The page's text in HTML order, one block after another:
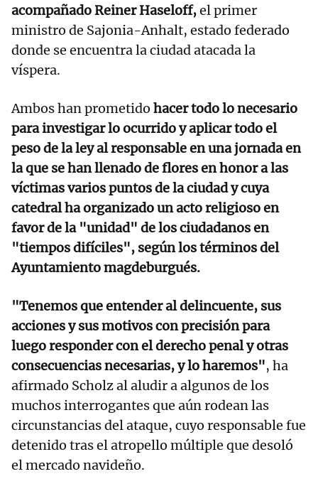
acompañado Reiner Haseloff,el primer
ministro de Sajonia-Anhalt, estado federado
donde se encuentra la ciudad atacada la
víspera.
Ambos han prometido hacer todo lo necesario
para investigar lo ocurrido y aplicar todo el
peso de la ley al responsable en una jornada en
la que se han llenado de flores en honor a las
víctimas varios puntos de la ciudad y cuya
catedral ha organizado un acto religioso en
favor de la "unidad" de los ciudadanos en
"tiempos difíciles", según los términos del
Ayuntamiento magdeburgués.
"Tenemos que entender al delincuente, sus
acciones y sus motivos con precisión para
luego responder con el derecho penal y otras
consecuencias necesarias, y lo haremos", ha
afirmado Scholz al aludir a algunos de los
muchos interrogantes que aún rodean las
circunstancias del ataque, cuyo responsable fue
detenido tras el atropello múltiple que desoló
el mercado navideño.